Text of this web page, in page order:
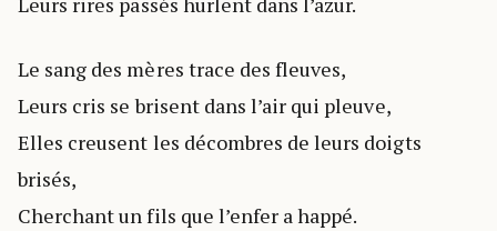
Le sang des mères trace des fleuves,
Leurs cris se brisent dans l’air qui pleuve,
Elles creusent les décombres de leurs doigts
brisés,
Cherchant un fils que l’enfer a happé.